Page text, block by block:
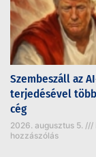
Szembeszáll az
terjedésével
cég
2026. augusztus 5.
hozzászólás